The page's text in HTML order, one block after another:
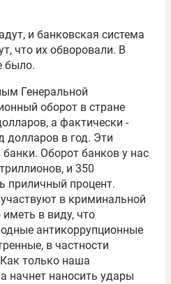
и банковская система
что их обворовали. В
было.
Генеральной
оборот в стране
а фактически -
долларов в год. Эти
банки. Оборот банков у нас
и 350
приличный процент.
в криминальной
в виду, что
антикоррупционные
в частности
только наша
начнет наносить удары